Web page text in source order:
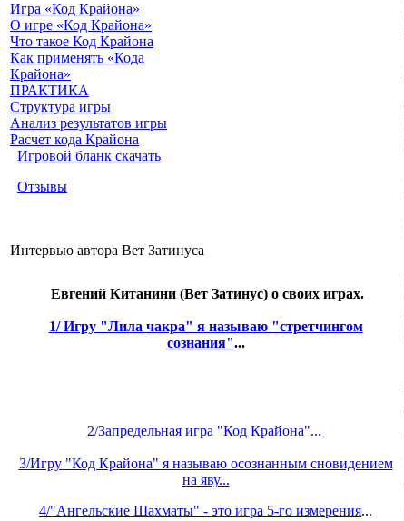
Игра «Код Крайона»
О игре «Код Крайона»
Что такое Код Крайона
Как применять «Кода
Крайона»
ПРАКТИКА
Структура игры
Анализ результатов игры
Расчет кода Крайона
Игровой бланк скачать
Отзывы
Интервью автора Вет Затинуса
Евгений Китанини (Вет Затинус) о своих играх.
1/Игру "Лила чакра" я называю "стретчингом
сознания"...
2/Запредельная игра "Код Крайона"...
3/Игру "Код Крайона" я называю осознанным сновидением
на яву...
4/"Ангельские Шахматы" - это игра 5-го измерения...